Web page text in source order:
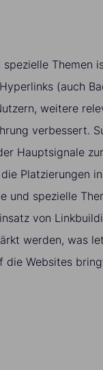
Themen
(auch
weitere
verbessert.
Hauptsignale
Platzierungen
und spezielle
von
werden, was
die Websites